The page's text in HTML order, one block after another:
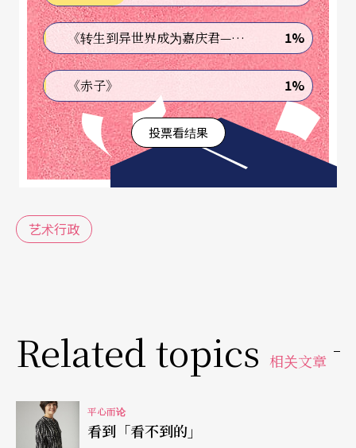
所以，如果在大学上课时碰到器材有问题的状况，
来自她学校的学生多半是第一个发现老师「求救」
的哨兵，也常是第一个冲出来帮忙的救援。她的学
生在团体演出中，也是很可靠的「核心」，他们懂
得「眼观四方」，对不意出现的「闪失」能立即补
救、补位；遇上需要协助的后台活儿，他们也不会
作壁上观，总让人感受到在「一条船」上的温暖。
这种以身教养成的「鸡婆」，让她成就了更有「人
味」的艺术家。
台、音响都有各自的「命题」要忙著处理，这时无
论谁发现要补强的「小洞」，自然就会身先士卒，
免得酿出大祸。例如走在暗黑的侧幕边不小心被电
线绊到了，会立马先找个胶带黏定，以免下一个绊
《转生到异世界成为嘉庆君—发现我的祖先是诈骗集团!?》 1%
《赤子》 1%
投票看结果
艺术行政
Related topics 相关文章
平心而论
看到「看不到的」